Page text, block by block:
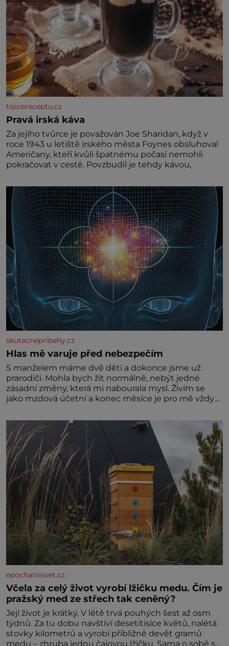
tisicereceptu.cz
Pravá irská káva
Za jejího tvůrce je považován Joe Sharidan, když v
roce 1943 u letiště irského města Foynes obsluhoval
Američany, kteří kvůli špatnému počasí nemohli
pokračovat v cestě. Povzbudil je tehdy kávou,
skutecnepribehy.cz
Hlas mě varuje před nebezpečím
S manželem máme dvě děti a dokonce jsme už
prarodiči. Mohla bych žít normálně, nebýt jedné
zásadní změny, která mi nabourala mysl. Živím se
jako mzdová účetní a konec měsíce je pro mě vždy
máme vnoučata, mi dcera čím dál častěji volá o
pomoc, co se hlídání týče. Dalo by se
epochalnisvet.cz
Včela za celý život vyrobí lžičku medu. Čím je
pražský med ze střech tak ceněný?
Její život je krátký. V létě trvá pouhých šest až osm
týdnů. Za tu dobu navštíví desetitisíce květů, nalétá
stovky kilometrů a vyrobí přibližně devět gramů
medu – zhruba jednu čajovou lžičku. Sama o sobě se